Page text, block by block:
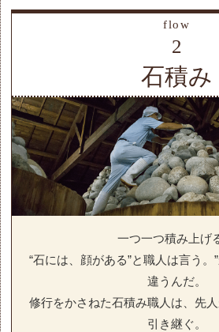
flow
2
石積み
一つ一つ積み上げ
“石には、顔がある”と職人は言う。
違うんだ。
修行をかさねた石積み職人は、先
引き継ぐ。